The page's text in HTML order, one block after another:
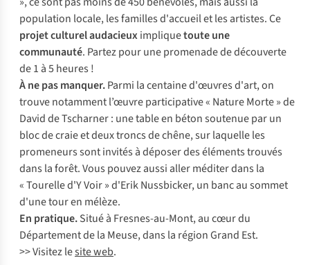
population locale, les familles d'accueil et les artistes. Ce
projet culturel audacieuximpliquetoute une
communauté. Partez pour une promenade de découverte
de 1 à 5 heures !
À ne pas manquer.Parmi la centaine d'œuvres d'art, on
trouve notamment l’œuvre participative « Nature Morte » de
David de Tscharner : une table en béton soutenue par un
bloc de craie et deux troncs de chêne, sur laquelle les
promeneurs sont invités à déposer des éléments trouvés
dans la forêt. Vous pouvez aussi aller méditer dans la
« Tourelle d'Y Voir » d'Erik Nussbicker, un banc au sommet
d'une tour en mélèze.
En pratique.Situé à Fresnes-au-Mont, au cœur du
Département de la Meuse, dans la région Grand Est.
>> Visitez lesite web.